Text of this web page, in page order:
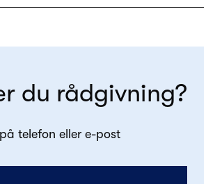
du rådgivning?
telefon eller e-post